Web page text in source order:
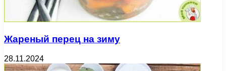
Жареный перец на зиму
28.11.2024